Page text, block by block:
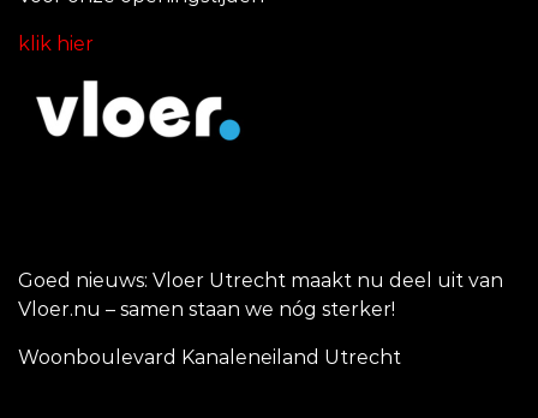
klik hier
Goed nieuws: Vloer Utrecht maakt nu deel uit van
Vloer.nu – samen staan we nóg sterker!
Woonboulevard Kanaleneiland Utrecht